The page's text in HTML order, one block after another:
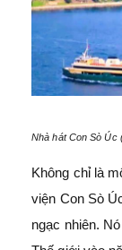
Nhà hát Con Sò Úc
Không chỉ là
viện Con Sò
ngạc nhiên.